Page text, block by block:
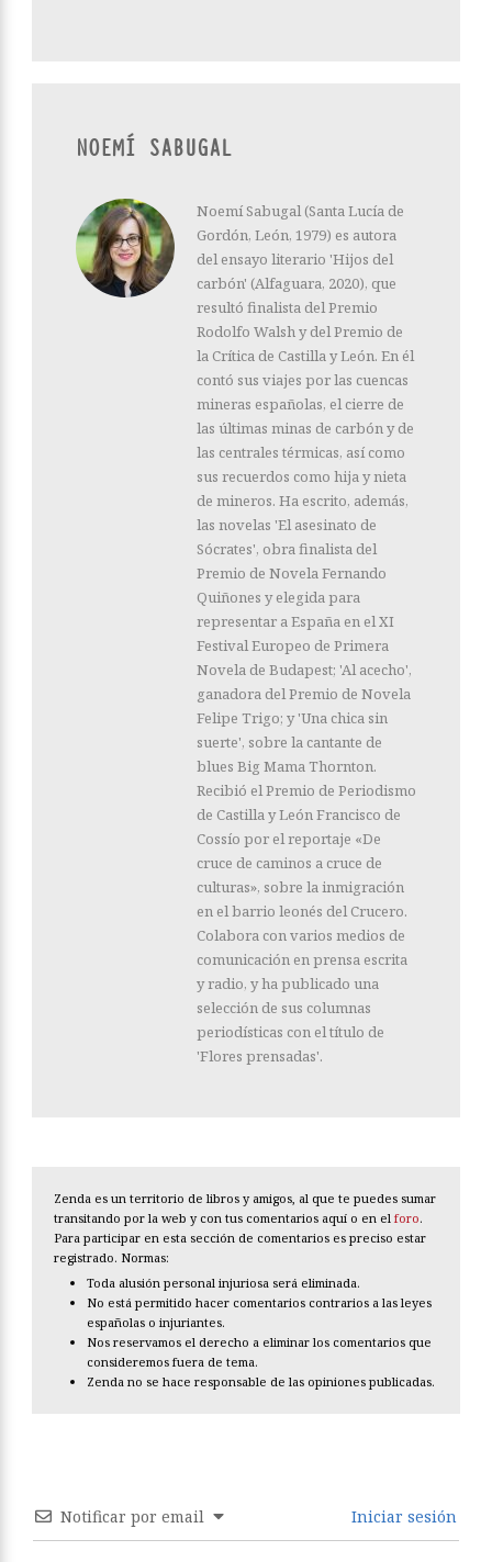
NOEMÍ SABUGAL
Noemí Sabugal (Santa Lucía de
Gordón, León, 1979) es autora
del ensayo literario 'Hijos del
carbón' (Alfaguara, 2020), que
resultó finalista del Premio
Rodolfo Walsh y del Premio de
la Crítica de Castilla y León. En él
contó sus viajes por las cuencas
mineras españolas, el cierre de
las últimas minas de carbón y de
las centrales térmicas, así como
sus recuerdos como hija y nieta
de mineros. Ha escrito, además,
las novelas 'El asesinato de
Sócrates', obra finalista del
Premio de Novela Fernando
Quiñones y elegida para
representar a España en el XI
Festival Europeo de Primera
Novela de Budapest; 'Al acecho',
ganadora del Premio de Novela
Felipe Trigo; y 'Una chica sin
suerte', sobre la cantante de
blues Big Mama Thornton.
Recibió el Premio de Periodismo
de Castilla y León Francisco de
Cossío por el reportaje «De
cruce de caminos a cruce de
culturas», sobre la inmigración
en el barrio leonés del Crucero.
Colabora con varios medios de
comunicación en prensa escrita
y radio, y ha publicado una
selección de sus columnas
periodísticas con el título de
'Flores prensadas'.
Zenda es un territorio de libros y amigos, al que te puedes sumar
transitando por la web y con tus comentarios aquí o en el foro.
Para participar en esta sección de comentarios es preciso estar
registrado. Normas:
Toda alusión personal injuriosa será eliminada.
No está permitido hacer comentarios contrarios a las leyes
españolas o injuriantes.
Nos reservamos el derecho a eliminar los comentarios que
consideremos fuera de tema.
Zenda no se hace responsable de las opiniones publicadas.
Notificar por email Iniciar sesión